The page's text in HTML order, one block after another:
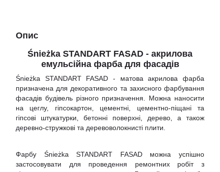
Опис
Śnieżka STANDART FASAD - акрилова
емульсійна фарба для фасадів
Śnieżka STANDART FASAD - матова акрилова фарба
призначена для декоративного та захисного фарбування
фасадів будівель різного призначення. Можна наносити
на цеглу, гіпсокартон, цементні, цементно-піщані та
гіпсові штукатурки, бетонні поверхні, дерево, а також
деревно-стружкові та деревоволокнисті плити.
Фарбу Śnieżka STANDART FASAD можна успішно
застосовувати для проведення ремонтних робіт з